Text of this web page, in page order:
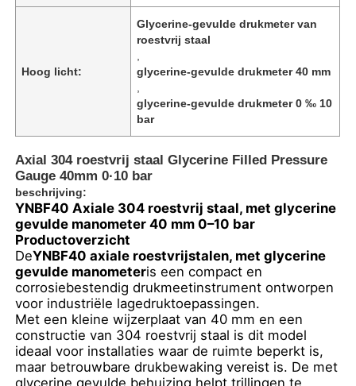
Thuis
Producten
Hoog licht:
Glycerine-gevulde drukmeter van
roestvrij staal
glycerine-gevulde drukmeter 40 mm
glycerine-gevulde drukmeter 0 ‰ 10
bar
Axial 304 roestvrij staal Glycerine Filled Pressure
Gauge 40mm 0·10 bar
beschrijving:
YNBF40 Axiale 304 roestvrij staal, met glycerine
gevulde manometer 40 mm 0–10 bar
Productoverzicht
DeYNBF40 axiale roestvrijstalen, met glycerine
gevulde manometeris een compact en
corrosiebestendig drukmeetinstrument ontworpen
voor industriële lagedruktoepassingen.
Met een kleine wijzerplaat van 40 mm en een
constructie van 304 roestvrij staal is dit model
ideaal voor installaties waar de ruimte beperkt is,
maar betrouwbare drukbewaking vereist is. De met
glycerine gevulde behuizing helpt trillingen te